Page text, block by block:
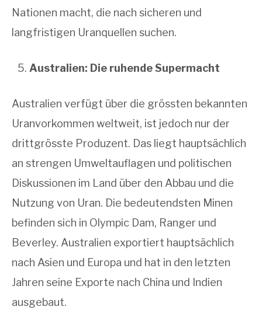
Nationen macht, die nach sicheren und
langfristigen Uranquellen suchen.
Australien: Die ruhende Supermacht
Australien verfügt über die grössten bekannten
Uranvorkommen weltweit, ist jedoch nur der
drittgrösste Produzent. Das liegt hauptsächlich
an strengen Umweltauflagen und politischen
Diskussionen im Land über den Abbau und die
Nutzung von Uran. Die bedeutendsten Minen
befinden sich in Olympic Dam, Ranger und
Beverley. Australien exportiert hauptsächlich
nach Asien und Europa und hat in den letzten
Jahren seine Exporte nach China und Indien
ausgebaut.